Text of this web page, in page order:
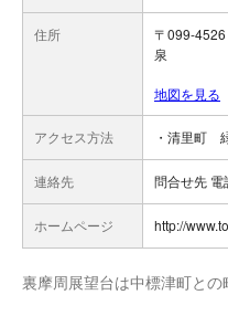
住所
〒099-
泉
地図を見る
アクセス方法 ・清里町
連絡先 問合せ先
ホームページ http://
裏摩周展望台は中標津町との